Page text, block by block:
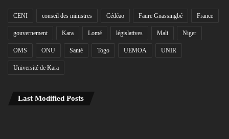
CENI conseil des ministres Cédéao Faure Gnassingbé France
gouvernement Kara Lomé législatives Mali Niger
OMS ONU Santé Togo UEMOA UNIR
Université de Kara
Last Modified Posts